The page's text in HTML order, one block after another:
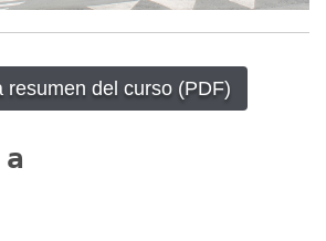
resumen del curso (PDF)